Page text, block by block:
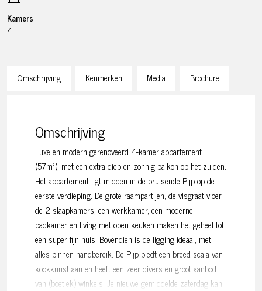
Omschrijving Kenmerken Media Brochure
Omschrijving
Luxe en modern gerenoveerd 4-kamer appartement
(57m²), met een extra diep en zonnig balkon op het zuiden.
Het appartement ligt midden in de bruisende Pijp op de
eerste verdieping. De grote raampartijen, de visgraat vloer,
de 2 slaapkamers, een werkkamer, een moderne
badkamer en living met open keuken maken het geheel tot
een super fijn huis. Bovendien is de ligging ideaal, met
alles binnen handbereik. De Pijp biedt een breed scala van
kookkunst aan en heeft een zeer divers en groot aanbod
van (boetiek) winkels. Je nieuwe gemiddelde zaterdag kan
Kamers
4